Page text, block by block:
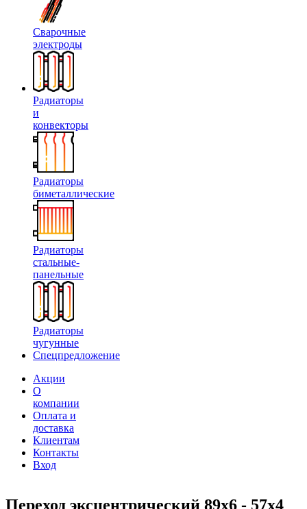
Сварочные
электроды
Радиаторы
и
конвекторы
Радиаторы
биметаллические
Радиаторы
стальные-
панельные
Радиаторы
чугунные
Спецпредложение
Акции
О
компании
Оплата и
доставка
Клиентам
Контакты
Вход
Переход эксцентрический 89х6 - 57х4